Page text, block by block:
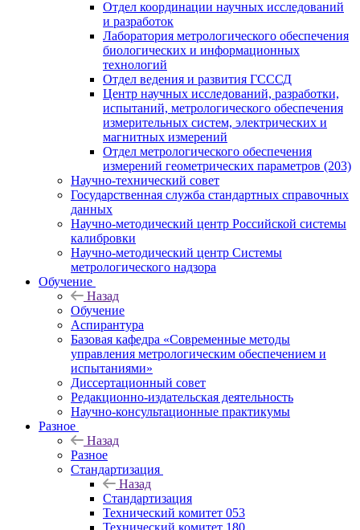
Отдел координации научных исследований
и разработок
Лаборатория метрологического обеспечения
биологических и информационных
технологий
Отдел ведения и развития ГСССД
Центр научных исследований, разработки,
испытаний, метрологического обеспечения
измерительных систем, электрических и
магнитных измерений
Отдел метрологического обеспечения
измерений геометрических параметров (203)
Научно-технический совет
Государственная служба стандартных справочных
данных
Научно-методический центр Российской системы
калибровки
Научно-методический центр Системы
метрологического надзора
Обучение
Назад
Обучение
Аспирантура
Базовая кафедра «Современные методы
управления метрологическим обеспечением и
испытаниями»
Диссертационный совет
Редакционно-издательская деятельность
Научно-консультационные практикумы
Разное
Назад
Разное
Стандартизация
Назад
Стандартизация
Технический комитет 053
Технический комитет 180